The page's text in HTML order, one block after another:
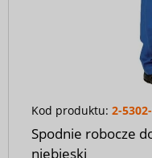
Kod produktu: 2-
Spodnie robocze
niebieski